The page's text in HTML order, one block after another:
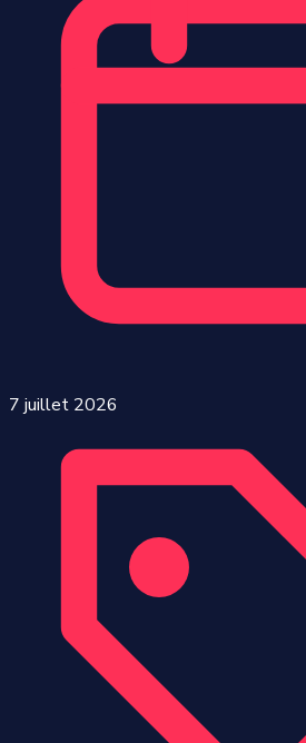
7 juillet 2026